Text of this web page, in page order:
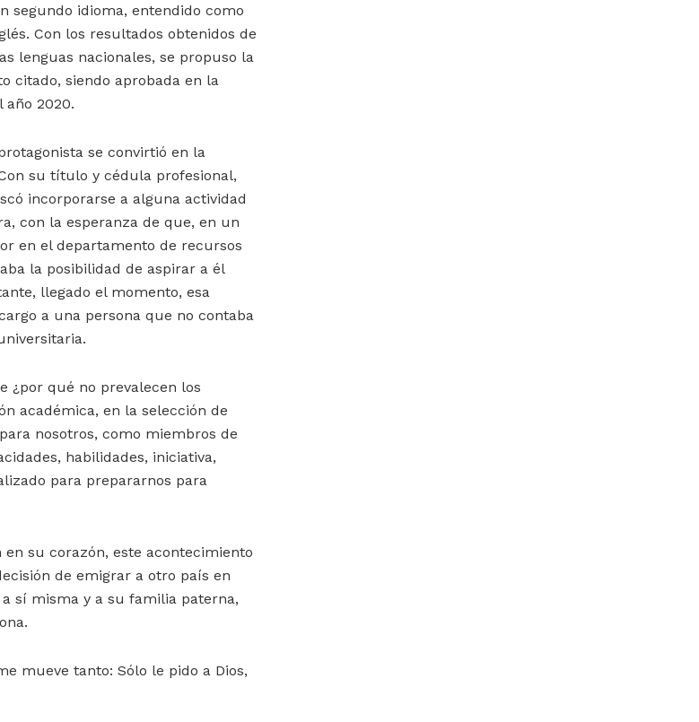
segundo idioma, entendido como
Con los resultados obtenidos de
lenguas nacionales, se propuso la
citado, siendo aprobada en la
año 2020.
se convirtió en la
su título y cédula profesional,
incorporarse a alguna actividad
con la esperanza de que, en un
en el departamento de recursos
la posibilidad de aspirar a él
llegado el momento, esa
a una persona que no contaba
¿por qué no prevalecen los
académica, en la selección de
nosotros, como miembros de
habilidades, iniciativa,
para prepararnos para
su corazón, este acontecimiento
de emigrar a otro país en
sí misma y a su familia paterna,
mueve tanto: Sólo le pido a Dios,